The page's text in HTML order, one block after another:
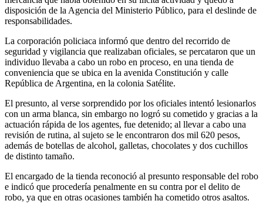
disposición de la Agencia del Ministerio Público, para el deslinde de
responsabilidades.
La corporación policiaca informó que dentro del recorrido de
seguridad y vigilancia que realizaban oficiales, se percataron que un
individuo llevaba a cabo un robo en proceso, en una tienda de
conveniencia que se ubica en la avenida Constitución y calle
República de Argentina, en la colonia Satélite.
El presunto, al verse sorprendido por los oficiales intentó lesionarlos
con un arma blanca, sin embargo no logró su cometido y gracias a la
actuación rápida de los agentes, fue detenido; al llevar a cabo una
revisión de rutina, al sujeto se le encontraron dos mil 620 pesos,
además de botellas de alcohol, galletas, chocolates y dos cuchillos
de distinto tamaño.
El encargado de la tienda reconoció al presunto responsable del robo
e indicó que procedería penalmente en su contra por el delito de
robo, ya que en otras ocasiones también ha cometido otros asaltos.